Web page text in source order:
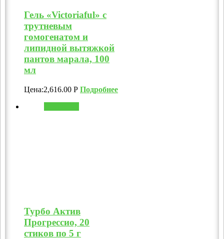
Гель «Victoriaful» с
трутневым
гомогенатом и
липидной вытяжкой
пантов марала, 100
мл
Цена:2,616.00 Р Подробнее
Турбо Актив
Прогрессио, 20
стиков по 5 г